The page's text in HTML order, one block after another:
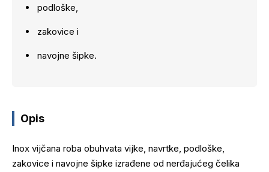
podloške,
zakovice i
navojne šipke.
Opis
Inox vijčana roba obuhvata vijke, navrtke, podloške,
zakovice i navojne šipke izrađene od nerđajućeg čelika